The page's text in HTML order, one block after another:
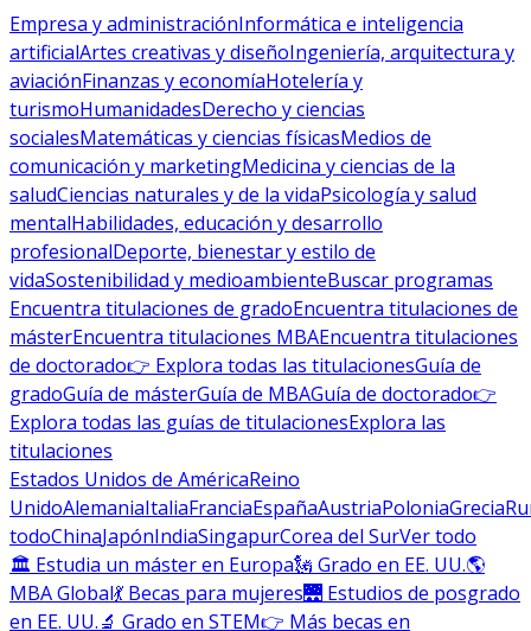
Empresa y administraciónInformática e inteligencia
artificialArtes creativas y diseñoIngeniería, arquitectura y
aviaciónFinanzas y economíaHotelería y
turismoHumanidadesDerecho y ciencias
socialesMatemáticas y ciencias físicasMedios de
comunicación y marketingMedicina y ciencias de la
saludCiencias naturales y de la vidaPsicología y salud
mentalHabilidades, educación y desarrollo
profesionalDeporte, bienestar y estilo de
vidaSostenibilidad y medioambienteBuscar programas
Encuentra titulaciones de gradoEncuentra titulaciones de
másterEncuentra titulaciones MBAEncuentra titulaciones
de doctorado👉 Explora todas las titulacionesGuía de
gradoGuía de másterGuía de MBAGuía de doctorado👉
Explora todas las guías de titulacionesExplora las
titulaciones
Estados Unidos de AméricaReino
UnidoAlemaniaItaliaFranciaEspañaAustriaPoloniaGrecia
todoChinaJapónIndiaSingapurCorea del SurVer todo
🏛 Estudia un máster en Europa🗽 Grado en EE. UU.🌎
MBA Global💃 Becas para mujeres🌉 Estudios de posgrado
en EE. UU.🔬 Grado en STEM👉 Más becas en